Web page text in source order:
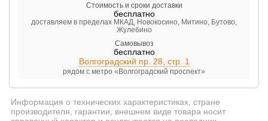
Стоимость и сроки доставки
бесплатно
доставляем в пределах МКАД, Новокосино, Митино, Бутово,
Жулебино
Самовывоз
бесплатно
Волгоградский пр. 28, стр. 1
рядом с метро «Волгоградский проспект»
Информация о технических характеристиках, стране
производителя, гарантии, внешнем виде товара носит